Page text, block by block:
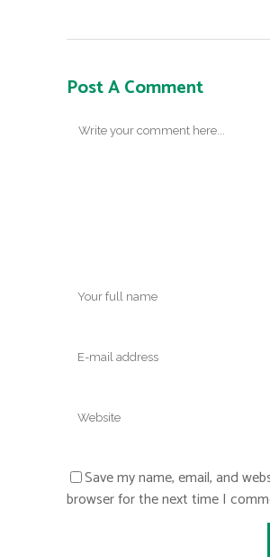
Post A Comment
Save my name, email, and
browser for the next time I